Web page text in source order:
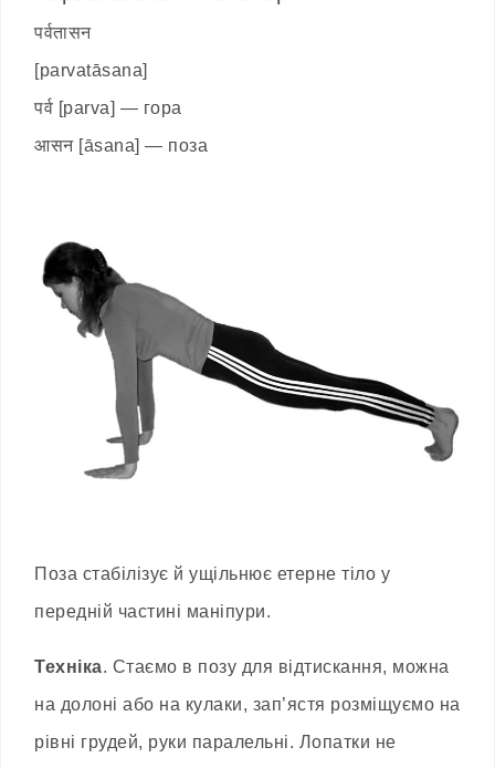
पर्वतासन
[parvatāsana]
पर्व [parva] — гора
आसन [āsana] — поза
Поза стабілізує й ущільнює етерне тіло у
передній частині маніпури.
Техніка. Стаємо в позу для відтискання, можна
на долоні або на кулаки, зап’ястя розміщуємо на
рівні грудей, руки паралельні. Лопатки не